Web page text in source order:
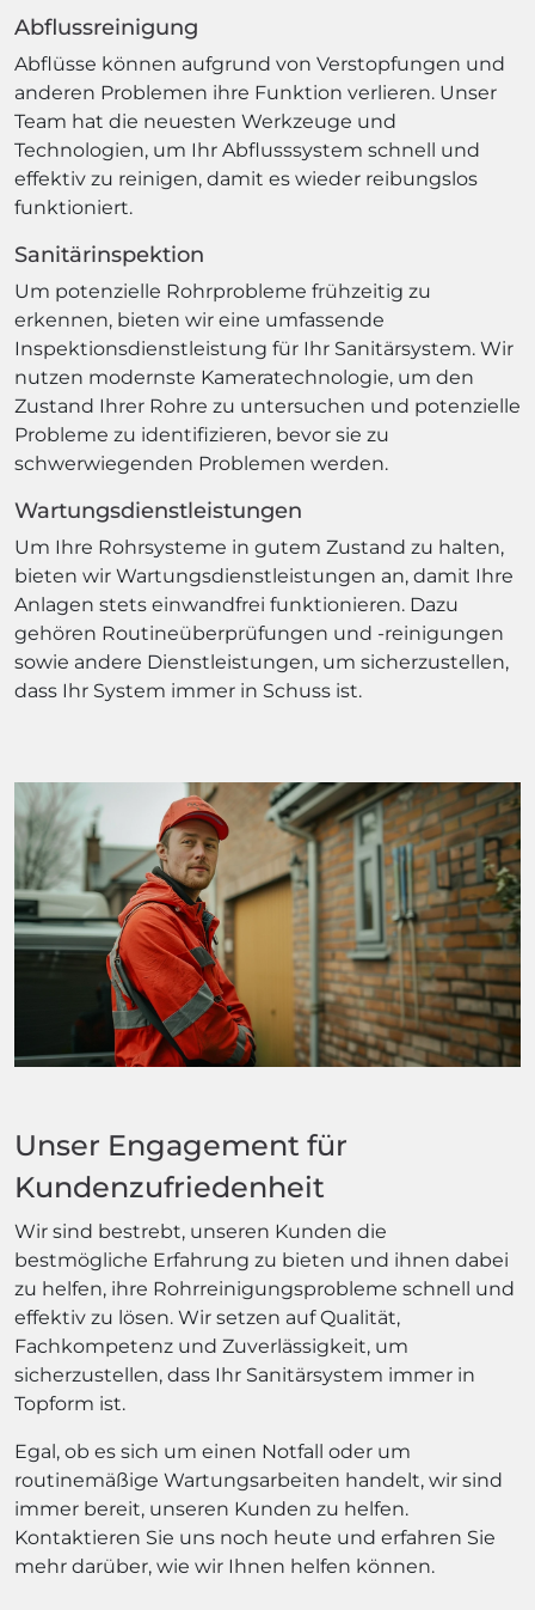
Abflussreinigung
Abflüsse können aufgrund von Verstopfungen und
anderen Problemen ihre Funktion verlieren. Unser
Team hat die neuesten Werkzeuge und
Technologien, um Ihr Abflusssystem schnell und
effektiv zu reinigen, damit es wieder reibungslos
funktioniert.
Sanitärinspektion
Um potenzielle Rohrprobleme frühzeitig zu
erkennen, bieten wir eine umfassende
Inspektionsdienstleistung für Ihr Sanitärsystem. Wir
nutzen modernste Kameratechnologie, um den
Zustand Ihrer Rohre zu untersuchen und potenzielle
Probleme zu identifizieren, bevor sie zu
schwerwiegenden Problemen werden.
Wartungsdienstleistungen
Um Ihre Rohrsysteme in gutem Zustand zu halten,
bieten wir Wartungsdienstleistungen an, damit Ihre
Anlagen stets einwandfrei funktionieren. Dazu
gehören Routineüberprüfungen und -reinigungen
sowie andere Dienstleistungen, um sicherzustellen,
dass Ihr System immer in Schuss ist.
Unser Engagement für
Kundenzufriedenheit
Wir sind bestrebt, unseren Kunden die
bestmögliche Erfahrung zu bieten und ihnen dabei
zu helfen, ihre Rohrreinigungsprobleme schnell und
effektiv zu lösen. Wir setzen auf Qualität,
Fachkompetenz und Zuverlässigkeit, um
sicherzustellen, dass Ihr Sanitärsystem immer in
Topform ist.
Egal, ob es sich um einen Notfall oder um
routinemäßige Wartungsarbeiten handelt, wir sind
immer bereit, unseren Kunden zu helfen.
Kontaktieren Sie uns noch heute und erfahren Sie
mehr darüber, wie wir Ihnen helfen können.